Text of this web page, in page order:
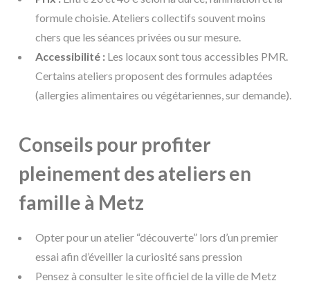
formule choisie. Ateliers collectifs souvent moins
chers que les séances privées ou sur mesure.
Accessibilité : Les locaux sont tous accessibles PMR.
Certains ateliers proposent des formules adaptées
(allergies alimentaires ou végétariennes, sur demande).
Conseils pour profiter
pleinement des ateliers en
famille à Metz
Opter pour un atelier “découverte” lors d’un premier
essai afin d’éveiller la curiosité sans pression
Pensez à consulter le site officiel de la ville de Metz